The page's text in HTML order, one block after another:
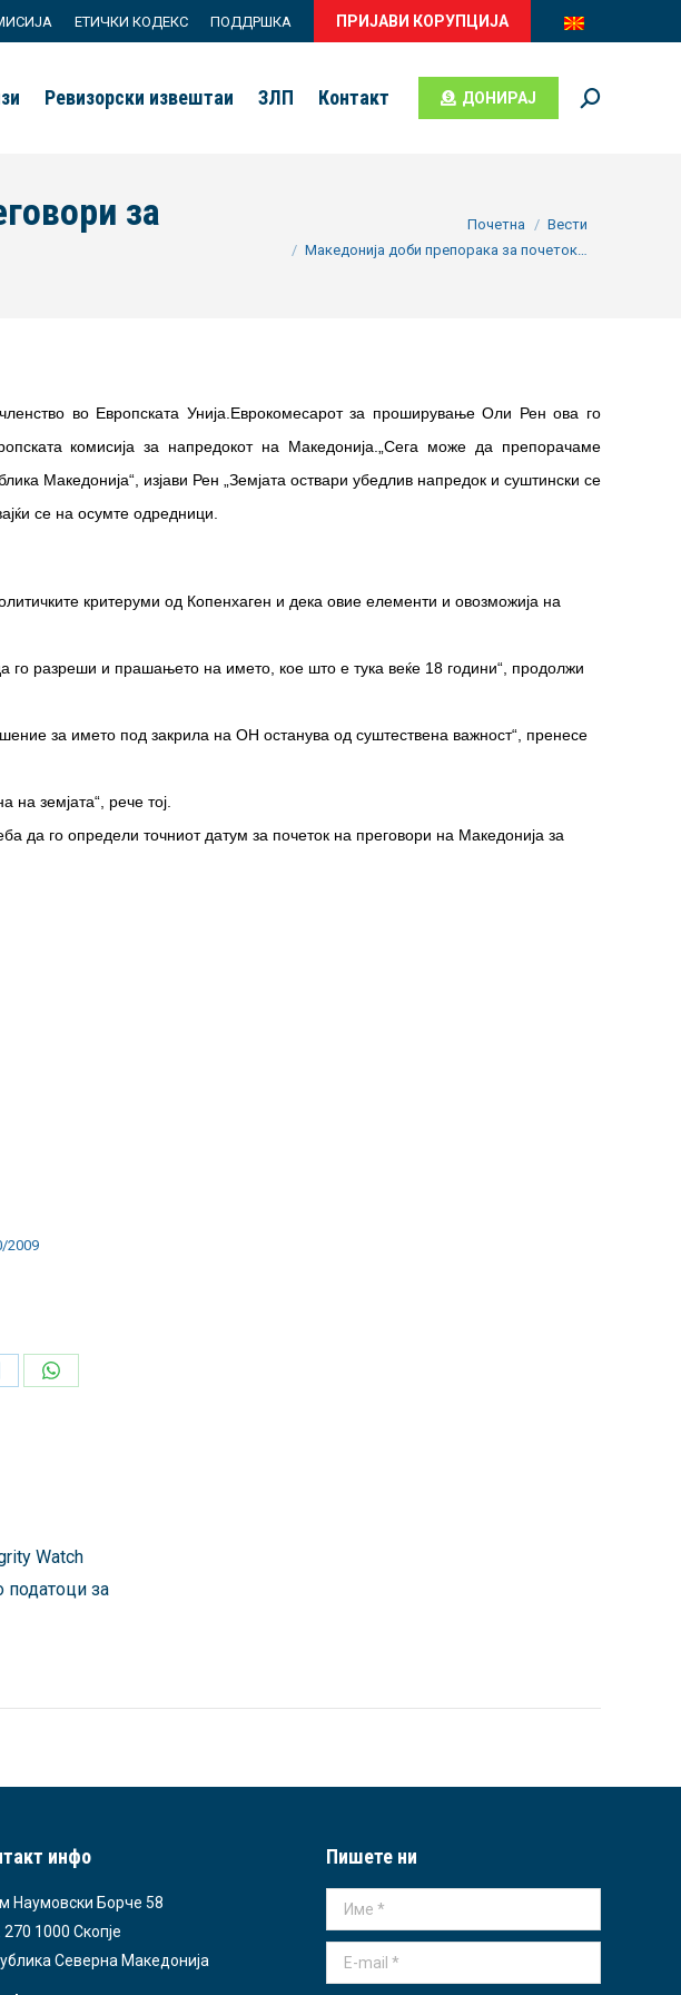
ЕТИЧКИ КОДЕКС ПОДДРШКА ПРИЈАВИ КОРУПЦИЈА
Ревизорски извештаи ЗЛП Контакт ДОНИРАЈ Search:
за
Почетна
Вести
Македонија доби препорака за почеток…
во Европската Унија.Еврокомесарот за проширување Оли Рен ова го
комисија за напредокот на Македонија.„Сега може да препорачаме
Македонија“, изјави Рен „Земјата оствари убедлив напредок и суштински се
се на осумте одредници.
критеруми од Копенхаген и дека овие елементи и овозможија на
го разреши и прашањето на името, кое што е тука веќе 18 години“, продолжи
за името под закрила на ОН останува од суштествена важност“, пренесе
земјата“, рече тој.
да го определи точниот датум за почеток на преговори на Македонија за
2009
Share
Watch
податоци за
инфо
Наумовски Борче 58
270 1000 Скопје
Северна Македонија
Пишете ни
Име *
E-mail *